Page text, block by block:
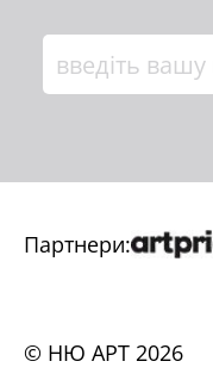
Партнери:
© НЮ АРТ 2026